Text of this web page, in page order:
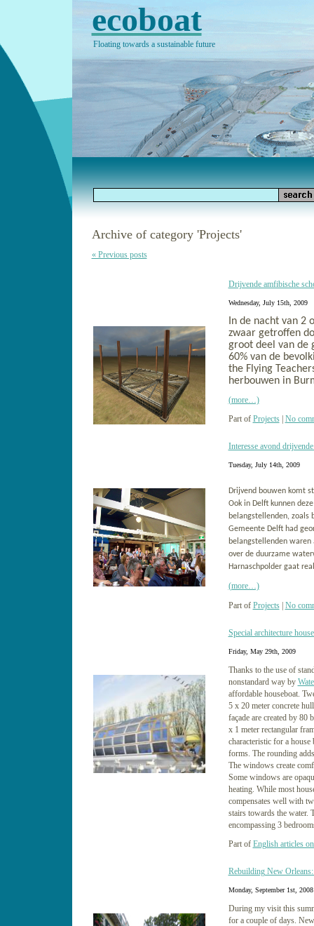
ecoboat
Floating towards a sustainable future
Archive of category 'Projects'
« Previous posts
Drijvende amfibische
Wednesday, July 15th, 2009
In de nacht van 2
zwaar getroffen
groot deel van de
60% van de
the Flying
herbouwen in
(more…)
Part of Projects| No
Interesse avond
Tuesday, July 14th, 2009
Drijvend bouwen komt
Ook in Delft kunnen
belangstellenden, zoals
Gemeente Delft had
belangstellenden
over de duurzame
Harnaschpolder gaat
(more…)
Part of Projects| No
Special architecture
Friday, May 29th, 2009
Thanks to the use of
nonstandard way by
affordable houseboat.
5 x 20 meter concrete
façade are created by 80
x 1 meter rectangular
characteristic for a house
forms. The rounding
The windows create
Some windows are
heating. While most
compensates well with
stairs towards the water.
encompassing 3
Part of English articles
Rebuilding New
Monday, September 1st, 2008
During my visit this
for a couple of days.